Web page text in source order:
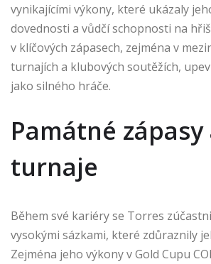
vynikajícími výkony, které ukázaly
dovednosti a vůdčí schopnosti na
v klíčových zápasech, zejména v
turnajích a klubových soutěžích,
jako silného hráče.
Památné zápasy
turnaje
Během své kariéry se Torres
vysokými sázkami, které zdůraznily
Zejména jeho výkony v Gold Cupu